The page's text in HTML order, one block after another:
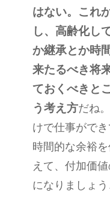
はない。これ
し、高齢化し
か継承とか時
来たるべき将
ておくべきと
う考え方だね
けで仕事がで
時間的な余裕
えて、付加価
になりましょ